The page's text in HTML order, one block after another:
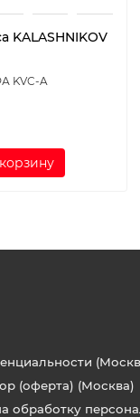
KALASHNIKOV
KVC-A
(оферта) (Москва)
обработку